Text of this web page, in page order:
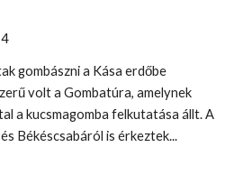
gombászni a Kása erdőbe
volt a Gombatúra, amelynek
a kucsmagomba felkutatása állt. A
Békéscsabáról is érkeztek...